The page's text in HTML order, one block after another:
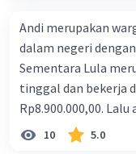
Andi merupakan
dalam negeri dengan
Sementara Lula
tinggal dan bekerja di Indonesia dengan pendapatan
Rp8.900.000,00.
negara Indonesia
dengan
10 5.0